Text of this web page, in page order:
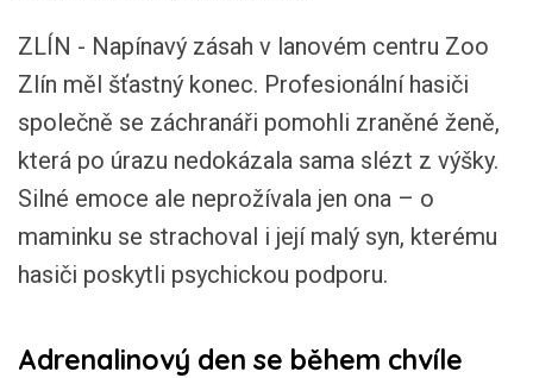
ZLÍN - Napínavý zásah v lanovém centru Zoo
Zlín měl šťastný konec. Profesionální hasiči
společně se záchranáři pomohli zraněné ženě,
která po úrazu nedokázala sama slézt z výšky.
Silné emoce ale neprožívala jen ona – o
maminku se strachoval i její malý syn, kterému
hasiči poskytli psychickou podporu.
Adrenalinový den se během chvíle